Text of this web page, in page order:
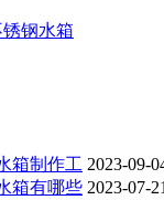
钢水箱
箱制作工 2023-09-
箱有哪些 2023-07-21